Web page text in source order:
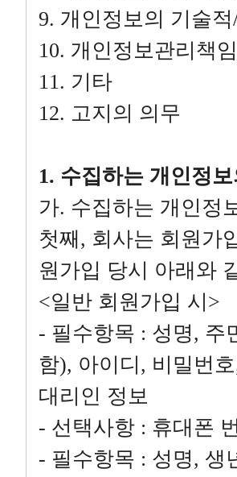
9. 개인정보의 기술
10. 개인정보관리책
11. 기타
12. 고지의 의무
1. 수집하는 개인정
가. 수집하는 개인정
첫째, 회사는 회원가
원가입 당시 아래와
<일반 회원가입 시>
- 필수항목 : 성명, 주
함), 아이디, 비밀번
대리인 정보
- 선택사항 : 휴대폰
- 필수항목 : 성명, 생